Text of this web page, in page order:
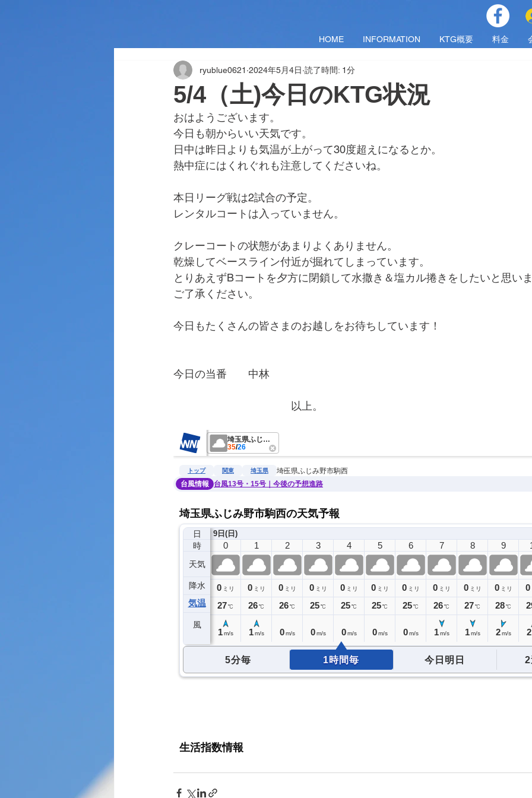
HOME INFORMATION KTG概要 料金
5/4（土)今日のKTG状況
ryublue0621 2024年5月4日 読了時間: 1分
おはようございます。
今日も朝からいい天気です。
日中は昨日よりも気温が上がって30度超えになるとか。
熱中症にはくれぐれも注意してくださいね。
本日リーグ戦は2試合の予定。
レンタルコートは入っていません。
クレーコートの状態があまりよくありません。
乾燥してベースライン付近が掘れてしまっています。
とりあえずBコートを夕方に閉鎖して水撒き＆塩カル捲きをしたいと思い
ご了承ください。
今日もたくさんの皆さまのお越しをお待ちしています！
今日の当番　　中林
以上。